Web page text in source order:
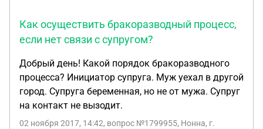
Как осуществить бракоразводный процесс,
если нет связи с супругом?
Добрый день! Какой порядок бракоразводного
процесса? Инициатор супруга. Муж уехал в другой
город. Супруга беременная, но не от мужа. Супруг
на контакт не вызодит.
02 ноября 2017, 14:42, вопрос №1799955, Нонна, г.